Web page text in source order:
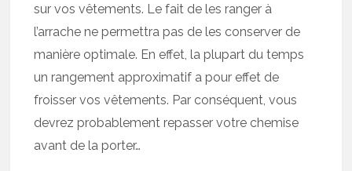
sur vos vêtements. Le fait de les ranger à
l’arrache ne permettra pas de les conserver de
manière optimale. En effet, la plupart du temps
un rangement approximatif a pour effet de
froisser vos vêtements. Par conséquent, vous
devrez probablement repasser votre chemise
avant de la porter…